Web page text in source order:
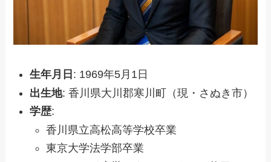
生年月日 : 1969年5月1日
出生地: 香川県大川郡寒川町（現・さぬき市）
学歴:
香川県立高松高等学校卒業
東京大学法学部卒業